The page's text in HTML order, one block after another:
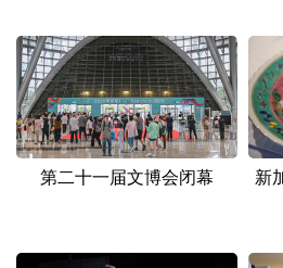
Deutsch Português
第二十一届文博会闭幕 新